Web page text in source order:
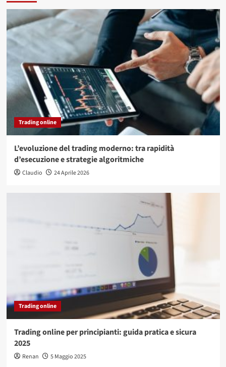
Trading online
L’evoluzione del trading moderno: tra rapidità
d’esecuzione e strategie algoritmiche
Claudio 24 Aprile 2026
Trading online
Trading online per principianti: guida pratica e sicura
2025
Renan 5 Maggio 2025